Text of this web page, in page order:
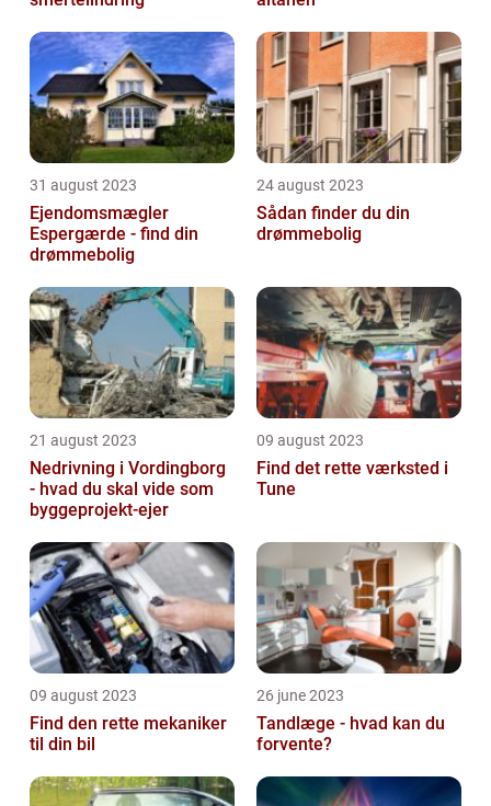
31 august 2023
Ejendomsmægler
Espergærde - find din
drømmebolig
24 august 2023
Sådan finder du din
drømmebolig
21 august 2023
Nedrivning i Vordingborg
- hvad du skal vide som
byggeprojekt-ejer
09 august 2023
Find det rette værksted i
Tune
09 august 2023
Find den rette mekaniker
til din bil
26 june 2023
Tandlæge - hvad kan du
forvente?